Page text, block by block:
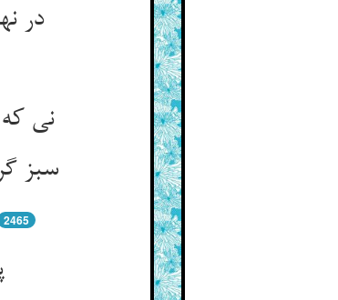
در نهان خاکی و موزون می‌‌شوم ** چون به موسی می‌‌رسم چون می‌‌شوم‌‌
نی که قلب و قالبم در حکم اوست ** لحظه‌‌ای مغزم کند یک لحظه پوست‌‌
2465
پیش چوگانهای حکم کن فکان ** می‌‌دویم اندر مکان و لامکان‌‌